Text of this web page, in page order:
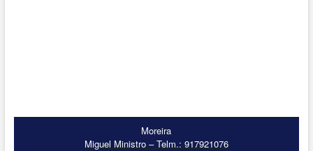
Moreira
Miguel Ministro – Telm.: 917921076